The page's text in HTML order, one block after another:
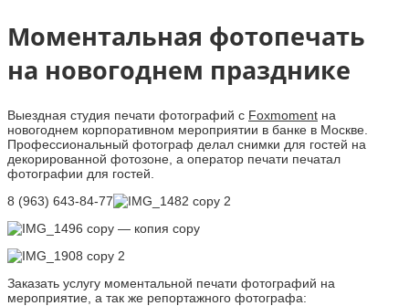
Моментальная фотопечать
на новогоднем празднике
Выездная студия печати фотографий с Foxmoment на
новогоднем корпоративном мероприятии в банке в Москве.
Профессиональный фотограф делал снимки для гостей на
декорированной фотозоне, а оператор печати печатал
фотографии для гостей.
8 (963) 643-84-77
Заказать услугу моментальной печати фотографий на
мероприятие, а так же репортажного фотографа: